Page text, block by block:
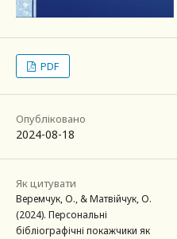
PDF
Опубліковано
2024-08-18
Як цитувати
Веремчук, О., & Матвійчук, О.
(2024). Персональні
бібліографічні покажчики як